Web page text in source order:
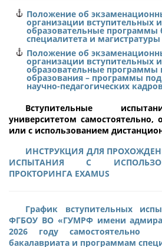
1
Положение об
организации вступительных
образовательные программы
специалитета и магистратуры
Положение об
организации вступительных
образовательные программы
образования – программы
научно-педагогических
Вступительные
университетом самостоятельно,
или с использованием
ИНСТРУКЦИЯ ДЛЯ
ИСПЫТАНИЯ С
ПРОКТОРИНГА EXAMUS
График вступительных
ФГБОУ ВО «ГУМРФ имени
2026 году
бакалавриата и программам